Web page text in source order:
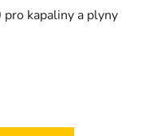
kapaliny a plyny